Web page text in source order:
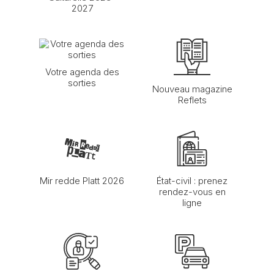
2027
Votre agenda des
sorties
Nouveau magazine
Reflets
Mir redde Platt 2026
État-civil : prenez
rendez-vous en
ligne